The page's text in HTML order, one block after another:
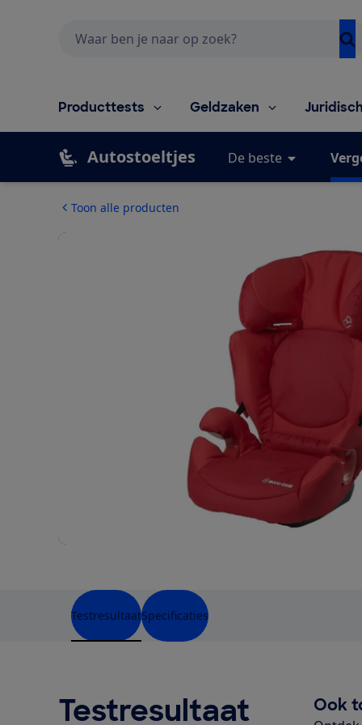
Producttests Geldzaken
Autostoeltjes De beste
Toon alle producten
TestresultaatSpecificaties
Testresultaat Ook